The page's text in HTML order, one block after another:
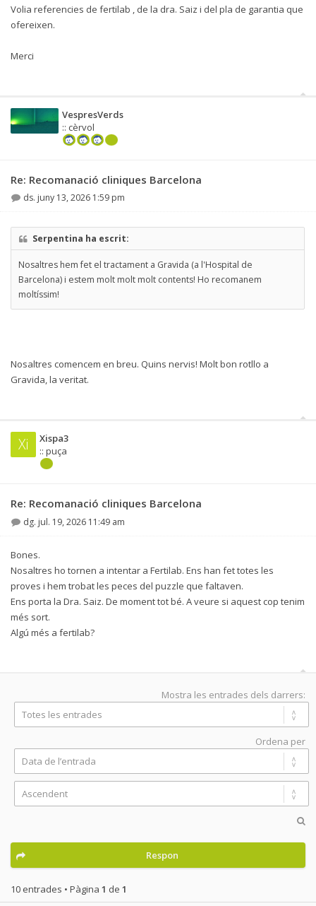
Volia referencies de fertilab , de la dra. Saiz i del pla de garantia que
ofereixen.
Merci
VespresVerds
:: cèrvol
Re: Recomanació cliniques Barcelona
ds. juny 13, 2026 1:59 pm
Serpentina ha escrit:
Nosaltres hem fet el tractament a Gravida (a l'Hospital de
Barcelona) i estem molt molt molt contents! Ho recomanem
moltíssim!
Nosaltres comencem en breu. Quins nervis! Molt bon rotllo a
Gravida, la veritat.
Xi
Xispa3
:: puça
Re: Recomanació cliniques Barcelona
dg. jul. 19, 2026 11:49 am
Bones.
Nosaltres ho tornen a intentar a Fertilab. Ens han fet totes les
proves i hem trobat les peces del puzzle que faltaven.
Ens porta la Dra. Saiz. De moment tot bé. A veure si aquest cop tenim
més sort.
Algú més a fertilab?
Mostra les entrades dels darrers:
Ordena per
Respon
10 entrades • Pàgina 1 de 1